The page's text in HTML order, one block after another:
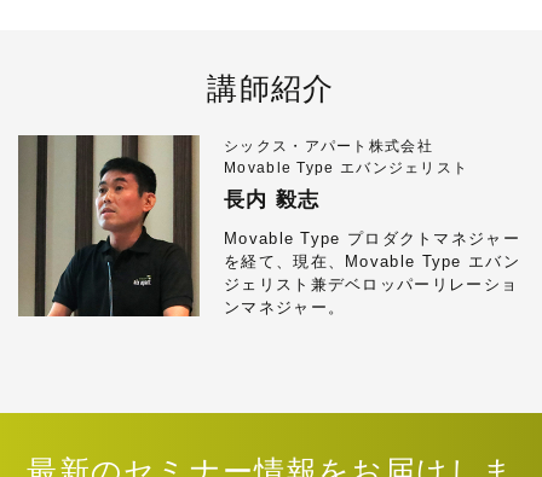
講師紹介
シックス・アパート株式会社
Movable Type エバンジェリスト
長内 毅志
Movable Type プロダクトマネジャー
を経て、現在、Movable Type エバン
ジェリスト兼デベロッパーリレーショ
ンマネジャー。